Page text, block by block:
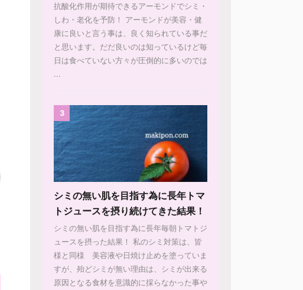
抗酸化作用が期待できるアーモンドでシミ・
しわ・老化を予防！ アーモンドが美容・健
康に良いと言う事は、良く知られている事だ
と思います。だだ良いのは知っているけど毎
日は食べていない方々が圧倒的に多いのでは
...
3
シミの無い肌を目指す為に長年トマ
トジュースを摂り続けてきた結果！
シミの無い肌を目指す為に長年毎朝トマトジ
ュースを摂った結果！ 私のシミ対策は、皆
様と同様 美容液や日焼け止めを塗っていま
すが、殆どシミが無い理由は、シミが出来る
原因となる食材を意識的に採らなかった事や